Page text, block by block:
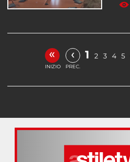
«
INIZIO
‹
PREC.
1 2 3 4 5